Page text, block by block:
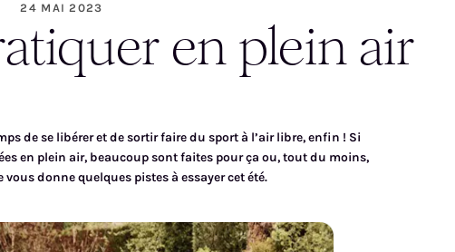
24 MAI 2023
en plein air
de se libérer et de sortir faire du sport à l’air libre, enfin ! Si
en plein air, beaucoup sont faites pour ça ou, tout du moins,
vous donne quelques pistes à essayer cet été.